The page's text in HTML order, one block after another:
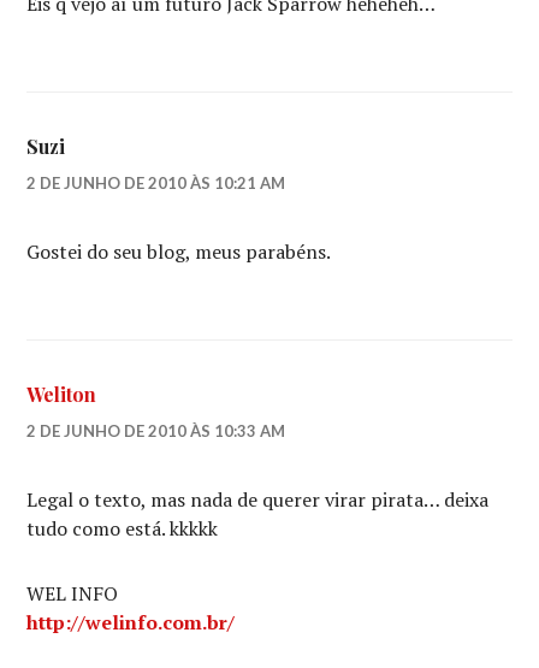
Suzi
2 DE JUNHO DE 2010 ÀS 10:21 AM
Gostei do seu blog, meus parabéns.
Weliton
2 DE JUNHO DE 2010 ÀS 10:33 AM
Legal o texto, mas nada de querer virar pirata… deixa
tudo como está. kkkkk
WEL INFO
http://welinfo.com.br/